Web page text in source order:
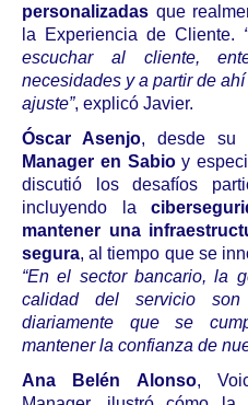
personalizadas que
la Experiencia de Cliente.
escuchar al cliente,
necesidades y a partir de
ajuste”, explicó Javier.
Óscar Asenjo, desde su
Manager en Sabioy
discutió los desafíos
incluyendo la
mantener una
segura, al tiempo que se
“En el sector bancario, la
calidad del servicio son
diariamente que se
mantener la confianza de
Ana Belén Alonso,